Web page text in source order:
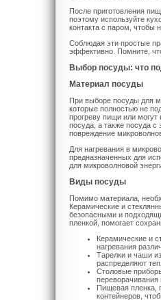
После приготовления
поэтому используйте
контакта с паром, чтобы
Соблюдая эти простые
эффективно. Помните,
Выбор посуды: что
Материал посуды
При выборе посуды для
которые полностью не
прогреву пищи или
посуда, а также посуда
повреждение
Для нагревания в
предназначенных для
для микроволновой
Виды посуды
Помимо материала,
Керамические и
безопасными и
пленкой, помогает
Керамические и
нагревания
Тарелки и чаши
распределяют
Столовые
переворачивания
Пищевая пленка,
контейнеров,